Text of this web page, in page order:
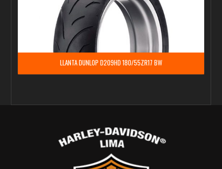
LLANTA DUNLOP D209HD 180/55ZR17 BW